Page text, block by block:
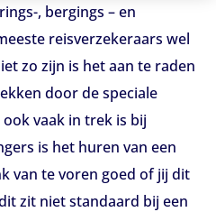
, bergings – en
reisverzekeraars wel
zo zijn is het aan te raden
door de speciale
vaak in trek is bij
is het huren van een
van te voren goed of jij dit
zit niet standaard bij een